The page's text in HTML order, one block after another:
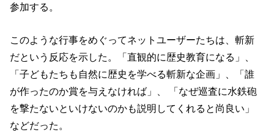
参加する。
このような行事をめぐってネットユーザーたちは、斬新
だという反応を示した。「直観的に歴史教育になる」、
「子どもたちも自然に歴史を学べる斬新な企画」、「誰
が作ったのか賞を与えなければ」、 「なぜ巡査に水鉄砲
を撃たないといけないのかも説明してくれると尚良い」
などだった。